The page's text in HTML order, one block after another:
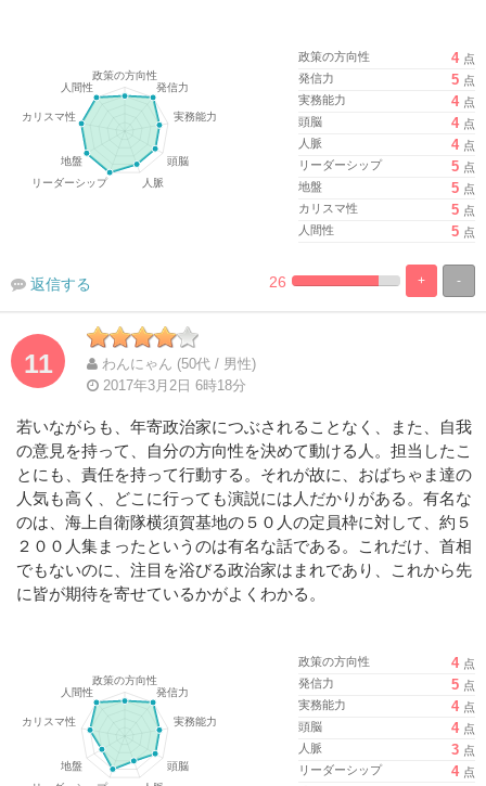
政策の方向性 4 点
発信力
5 点
実務能力
4 点
頭脳
4 点
人脈
4 点
リーダーシップ
5 点
地盤
5 点
カリスマ性
5 点
人間性
5 点
-
+
%
100%
26
返信する
11
わんにゃん (50代 / 男性)
2017年3月2日 6時18分
若いながらも、年寄政治家につぶされることなく、また、自我
の意見を持って、自分の方向性を決めて動ける人。担当したこ
とにも、責任を持って行動する。それが故に、おばちゃま達の
人気も高く、どこに行っても演説には人だかりがある。有名な
のは、海上自衛隊横須賀基地の５０人の定員枠に対して、約５
２００人集まったというのは有名な話である。これだけ、首相
でもないのに、注目を浴びる政治家はまれであり、これから先
に皆が期待を寄せているかがよくわかる。
政策の方向性 4 点
発信力
5 点
実務能力
4 点
頭脳
4 点
人脈
3 点
リーダーシップ
4 点